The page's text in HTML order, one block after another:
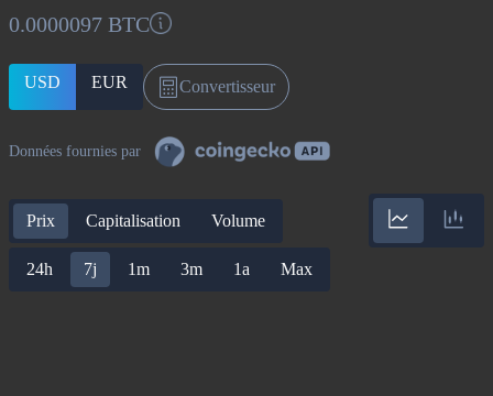
0.0000097 BTC
USD EUR Convertisseur
Données fournies par
Prix Capitalisation Volume
24h 7j 1m 3m 1a Max